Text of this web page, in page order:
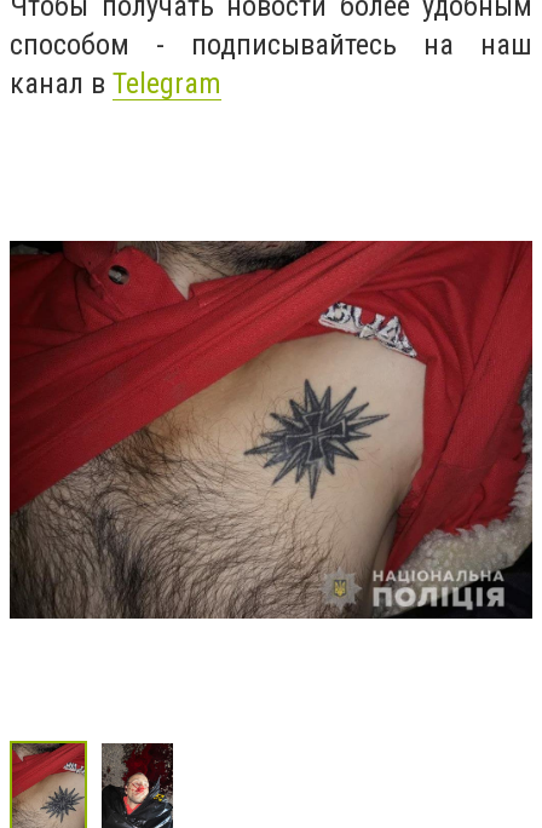
способом - подписывайтесь на наш
канал в Telegram